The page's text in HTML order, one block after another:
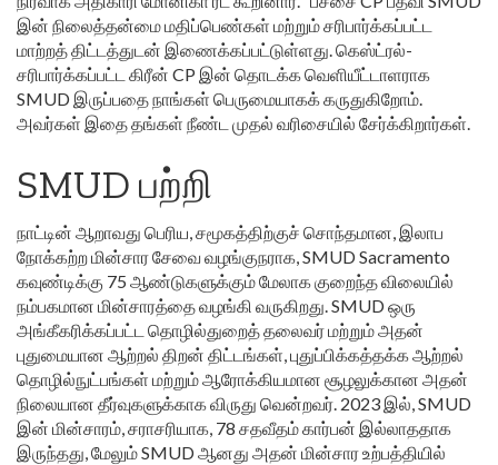
இன் நிலைத்தன்மை மதிப்பெண்கள் மற்றும் சரிபார்க்கப்பட்ட
மாற்றத் திட்டத்துடன் இணைக்கப்பட்டுள்ளது. கெஸ்ட்ரல்-
சரிபார்க்கப்பட்ட கிரீன் CP இன் தொடக்க வெளியீட்டாளராக
SMUD இருப்பதை நாங்கள் பெருமையாகக் கருதுகிறோம்.
அவர்கள் இதை தங்கள் நீண்ட முதல் வரிசையில் சேர்க்கிறார்கள்.
SMUD பற்றி
நாட்டின் ஆறாவது பெரிய, சமூகத்திற்குச் சொந்தமான, இலாப
நோக்கற்ற மின்சார சேவை வழங்குநராக, SMUD Sacramento
கவுண்டிக்கு 75 ஆண்டுகளுக்கும் மேலாக குறைந்த விலையில்
நம்பகமான மின்சாரத்தை வழங்கி வருகிறது. SMUD ஒரு
அங்கீகரிக்கப்பட்ட தொழில்துறைத் தலைவர் மற்றும் அதன்
புதுமையான ஆற்றல் திறன் திட்டங்கள், புதுப்பிக்கத்தக்க ஆற்றல்
தொழில்நுட்பங்கள் மற்றும் ஆரோக்கியமான சூழலுக்கான அதன்
நிலையான தீர்வுகளுக்காக விருது வென்றவர். 2023 இல், SMUD
இன் மின்சாரம், சராசரியாக, 78 சதவீதம் கார்பன் இல்லாததாக
இருந்தது, மேலும் SMUD ஆனது அதன் மின்சார உற்பத்தியில்